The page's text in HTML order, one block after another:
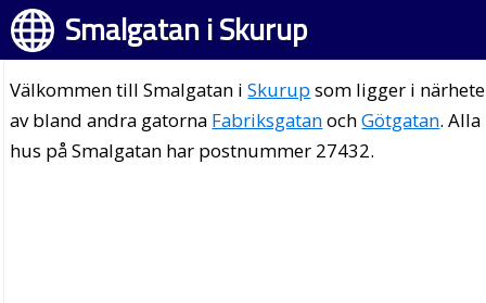
Smalgatan i Skurup
Välkommen till Smalgatan iSkurup som ligger i
av bland andra gatorna FabriksgatanochGötgatan. Alla
hus på Smalgatan har postnummer 27432.